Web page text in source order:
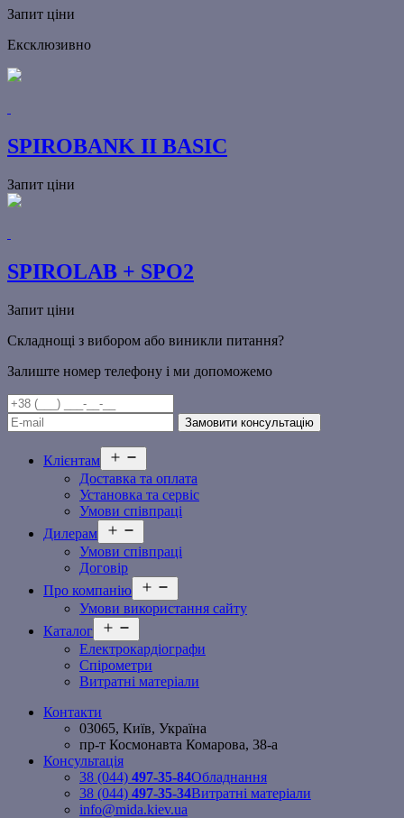
Запит ціни
Ексклюзивно
SPIROBANK II BASIC
Запит ціни
SPIROLAB + SPO2
Запит ціни
Складнощі з вибором або виникли питання?
Залиште номер телефону і ми допоможемо
Клієнтам
меню
Доставка та оплата
Установка та сервіс
Умови співпраці
Дилерам
меню
Умови співпраці
Договір
Про компанію
меню
Умови використання сайту
Каталог
меню
Електрокардіографи
Спірометри
Витратні матеріали
Контакти
03065, Київ, Україна
пр-т Космонавта Комарова, 38-а
Консультація
38 (044) 497-35-84Обладнання
38 (044) 497-35-34Витратні матеріали
info@mida.kiev.ua